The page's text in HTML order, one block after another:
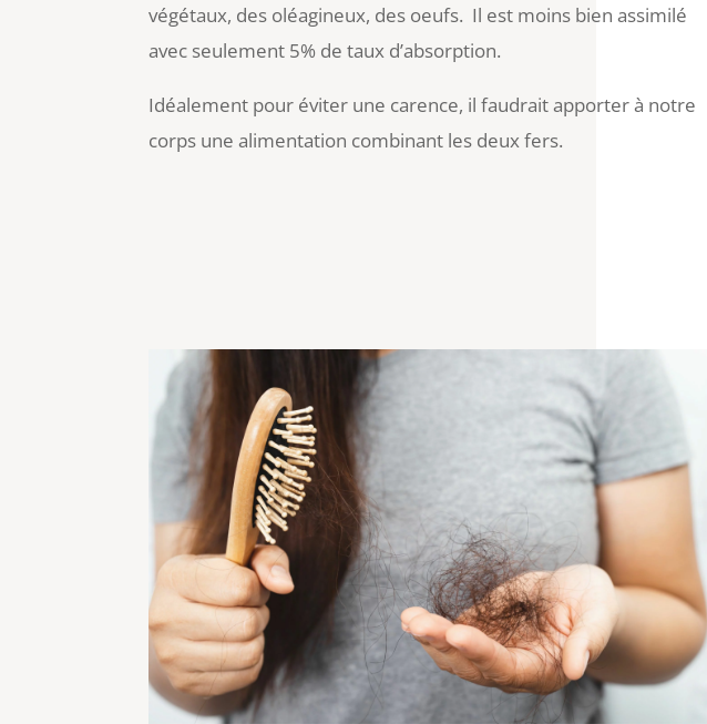
végétaux, des oléagineux, des oeufs. Il est moins bien assimilé
avec seulement 5% de taux d’absorption.
Idéalement pour éviter une carence, il faudrait apporter à notre
corps une alimentation combinant les deux fers.